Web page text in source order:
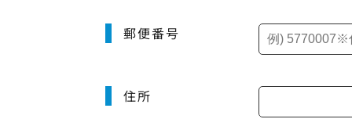
郵便番号
住所